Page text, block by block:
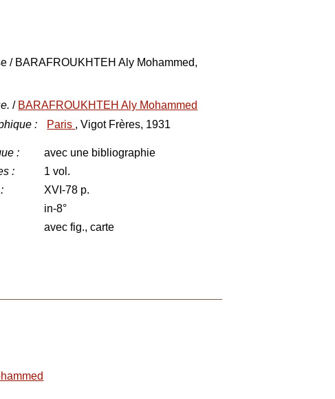
/ BARAFROUKHTEH Aly Mohammed,
/ BARAFROUKHTEH Aly Mohammed
: Paris , Vigot Frères, 1931
:
avec une bibliographie
:
1 vol.
:
XVI-78 p.
in-8°
avec fig., carte